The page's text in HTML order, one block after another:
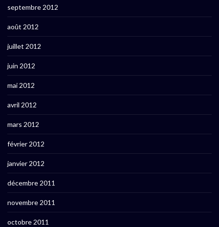
septembre 2012
août 2012
juillet 2012
juin 2012
mai 2012
avril 2012
mars 2012
février 2012
janvier 2012
décembre 2011
novembre 2011
octobre 2011